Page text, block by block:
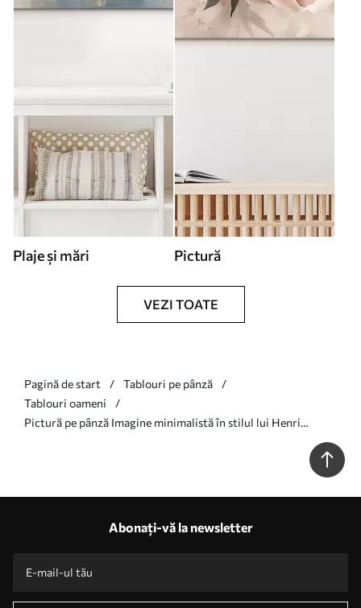
Plaje și mări Pictură
VEZI TOATE
Pagină de start
Tablouri pe pânză
Tablouri oameni
Pictură pe pânză Imagine minimalistă în stilul lui Henri
Abonați-vă la newsletter